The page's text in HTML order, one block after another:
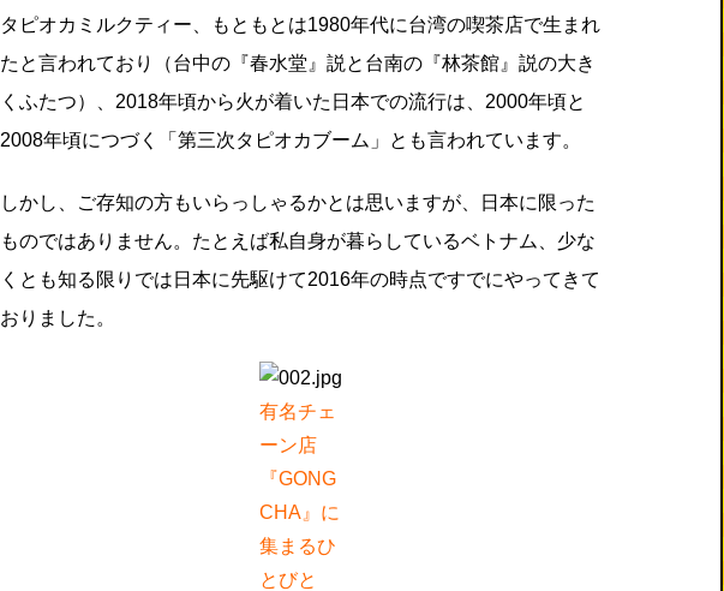
タピオカミルクティー、もともとは1980年代に台湾の喫茶店で生まれ
たと言われており（台中の『春水堂』説と台南の『林茶館』説の大き
くふたつ）、2018年頃から火が着いた日本での流行は、2000年頃と
2008年頃につづく「第三次タピオカブーム」とも言われています。
しかし、ご存知の方もいらっしゃるかとは思いますが、日本に限った
ものではありません。たとえば私自身が暮らしているベトナム、少な
くとも知る限りでは日本に先駆けて2016年の時点ですでにやってきて
おりました。
有名チェ
ーン店
『GONG
CHA』に
集まるひ
とびと